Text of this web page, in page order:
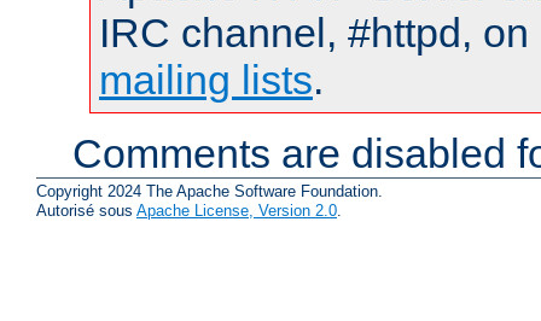
IRC channel, #httpd,
mailing lists.
Comments are disabled
Copyright 2024 The Apache Software Foundation.
Autorisé sous Apache License, Version 2.0